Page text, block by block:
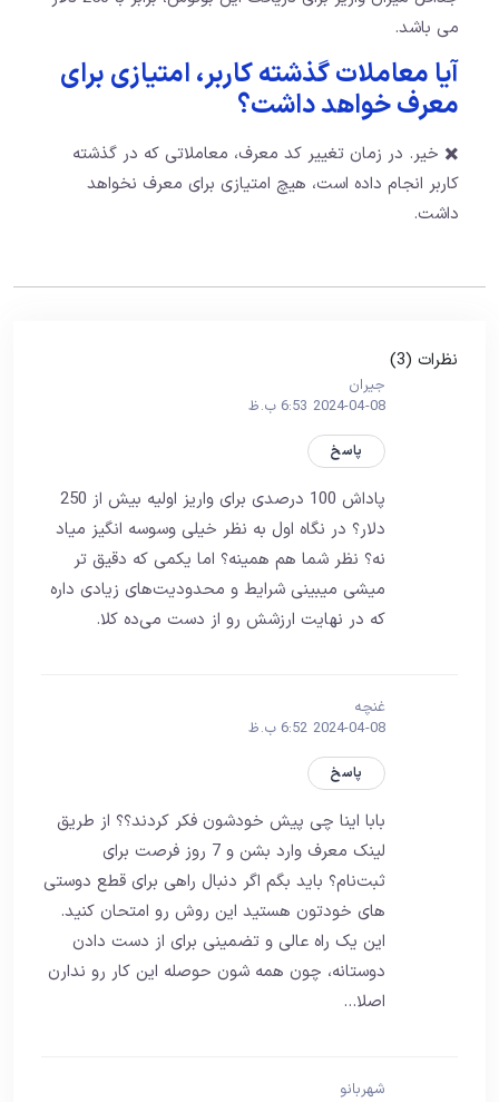
می باشد.
آیا معاملات گذشته کاربر، امتیازی برای
معرف خواهد داشت؟
✖️ خیر. در زمان تغییر کد معرف،‌ معاملاتی که در گذشته
کاربر انجام داده است، هیچ امتیازی برای معرف نخواهد
داشت.
نظرات (3)
جيران
2024-04-08 6:53 ب.ظ
پاسخ
پاداش 100 درصدی برای واریز اولیه بیش از 250
دلار؟ در نگاه اول به نظر خیلی وسوسه‌ انگیز میاد
نه؟ نظر شما هم همینه؟ اما یکمی که دقیق تر
میشی میبینی شرایط و محدودیت‌های زیادی داره
که در نهایت ارزشش رو از دست می‌ده کلا.
غنچه
2024-04-08 6:52 ب.ظ
پاسخ
بابا اینا چی پیش خودشون فکر کردند؟؟ از طریق
لینک معرف وارد بشن و 7 روز فرصت برای
ثبت‌نام؟ باید بگم اگر دنبال راهی برای قطع دوستی
های خودتون هستید این روش رو امتحان کنید.
این یک راه عالی و تضمینی برای از دست دادن
دوستانه، چون همه‌ شون حوصله این کار رو ندارن
اصلا…
شهربانو